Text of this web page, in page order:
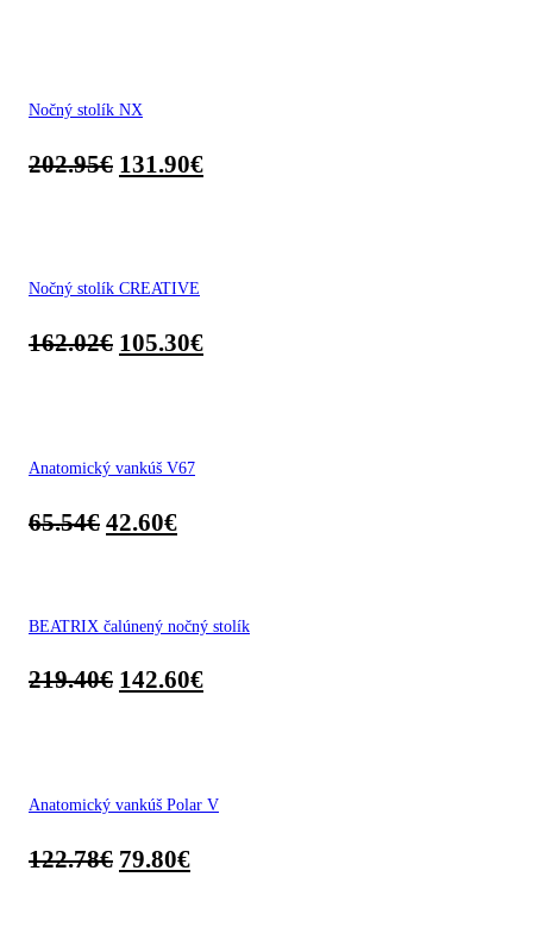
Nočný stolík NX
202.95€ 131.90€
Nočný stolík CREATIVE
162.02€ 105.30€
Anatomický vankúš V67
65.54€ 42.60€
BEATRIX čalúnený nočný stolík
219.40€ 142.60€
Anatomický vankúš Polar V
122.78€ 79.80€